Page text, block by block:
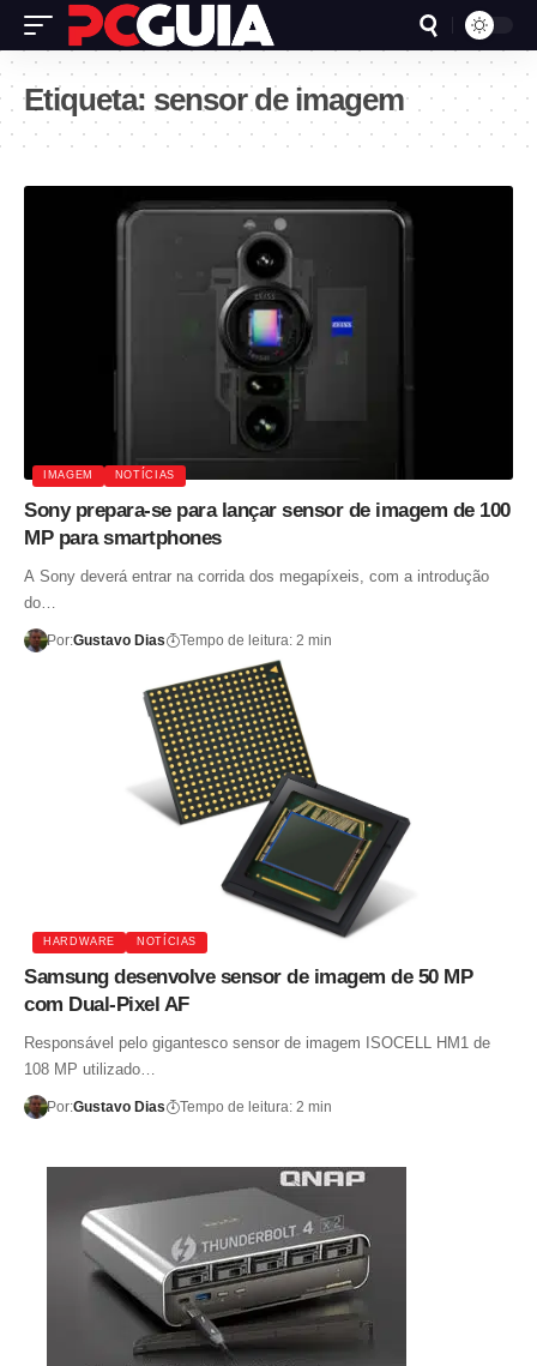
Etiqueta: sensor de imagem
IMAGEM NOTÍCIAS
Sony prepara-se para lançar sensor de imagem de 100
MP para smartphones
A Sony deverá entrar na corrida dos megapíxeis, com a introdução
do…
Por:Gustavo Dias Tempo de leitura: 2 min
HARDWARE NOTÍCIAS
Samsung desenvolve sensor de imagem de 50 MP
com Dual-Pixel AF
Responsável pelo gigantesco sensor de imagem ISOCELL HM1 de
108 MP utilizado…
Por:Gustavo Dias Tempo de leitura: 2 min